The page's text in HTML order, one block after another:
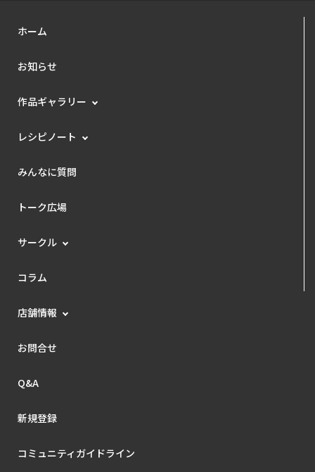
ホーム
お知らせ
作品ギャラリー
レシピノート
みんなに質問
トーク広場
サークル
コラム
店舗情報
お問合せ
Q&A
新規登録
コミュニティガイドライン